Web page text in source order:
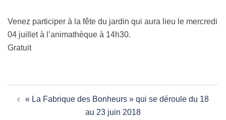
Venez participer à la fête du jardin qui aura lieu le mercredi
04 juillet à l’animathèque à 14h30.
Gratuit
d’article
« La Fabrique des Bonheurs » qui se déroule du 18
au 23 juin 2018